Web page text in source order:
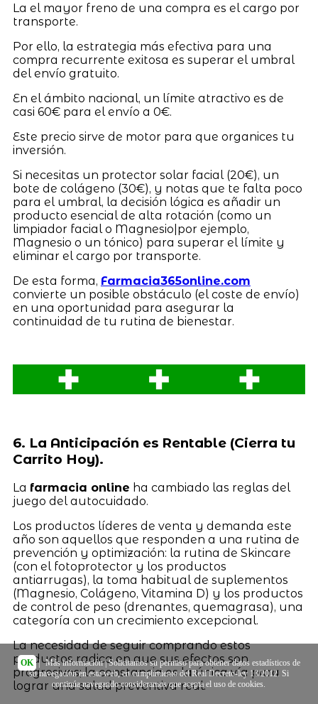
La el mayor freno de una compra es el cargo por
transporte.
Por ello, la estrategia más efectiva para una
compra recurrente exitosa es superar el umbral
del envío gratuito.
En el ámbito nacional, un límite atractivo es de
casi 60€ para el envío a 0€.
Este precio sirve de motor para que organices tu
inversión.
Si necesitas un protector solar facial (20€), un
bote de colágeno (30€), y notas que te falta poco
para el umbral, la decisión lógica es añadir un
producto esencial de alta rotación (como un
limpiador facial o Magnesio|por ejemplo,
Magnesio o un tónico) para superar el límite y
eliminar el cargo por transporte.
De esta forma, Farmacia365online.com
convierte un posible obstáculo (el coste de envío)
en una oportunidad para asegurar la
continuidad de tu rutina de bienestar.
6. La Anticipación es Rentable (Cierra tu
Carrito Hoy).
La farmacia online ha cambiado las reglas del
juego del autocuidado.
Los productos líderes de venta y demanda este
año son aquellos que responden a una rutina de
prevención y optimización: la rutina de Skincare
(con el fotoprotector y los productos
antiarrugas), la toma habitual de suplementos
(Magnesio, Colágeno, Vitamina D) y los productos
de control de peso (drenantes, quemagrasa), una
categoría con un crecimiento excepcional.
La necesidad de seguir comprando estos
productos radica en que sus efectos son
progresivos; la constancia es la única vía para
lograr una salud preventiva real.
OK | Más información| Solicitamos su permiso para obtener datos estadísticos de
su navegación en esta web, en cumplimiento del Real Decreto-ley 13/2012. Si
continúa navegando consideramos que acepta el uso de cookies.